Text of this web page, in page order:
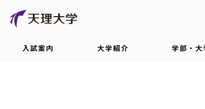
入試案内 大学紹介 学部・大